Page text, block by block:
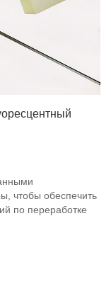
чтобы обеспечить
по переработке